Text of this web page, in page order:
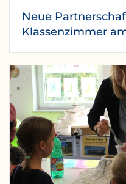
Neue
Klassenzimmer